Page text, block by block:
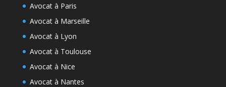
Avocat à Paris
Avocat à Marseille
Avocat à Lyon
Avocat à Toulouse
Avocat à Nice
Avocat à Nantes